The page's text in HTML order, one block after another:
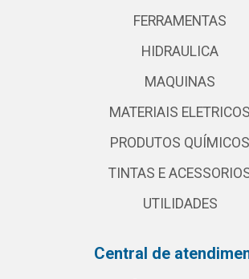
FERRAMENTAS
HIDRAULICA
MAQUINAS
MATERIAIS ELETRICOS
PRODUTOS QUÍMICOS
TINTAS E
UTILIDADES
Central de